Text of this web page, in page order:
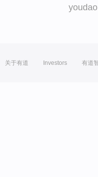
youdao
关于有道 Investors 有道